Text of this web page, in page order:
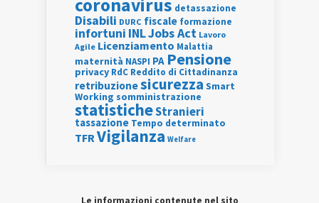
coronavirus detassazione
Disabili DURC fiscale formazione
infortuni INLJobs Act Lavoro
Agile Licenziamento Malattia
maternità NASPI PA Pensione
privacy RdC Reddito di Cittadinanza
retribuzionesicurezza Smart
Working somministrazione
statisticheStranieri
tassazione Tempo determinato
TFRVigilanza Welfare
Le informazioni contenute nel sito